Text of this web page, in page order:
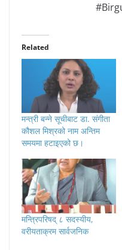
Related
मन्त्री बन्ने सूचीबाट डा. संगीता
कौशल मिश्रको नाम अन्तिम
समयमा हटाइएको छ।
मन्त्रिपरिषद् ८ सदस्यीय,
वरीयताक्रम सार्वजनिक